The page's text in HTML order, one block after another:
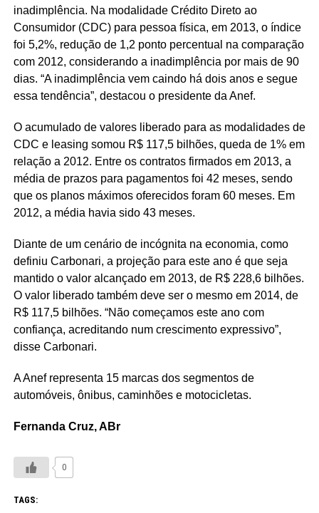
inadimplência. Na modalidade Crédito Direto ao
Consumidor (CDC) para pessoa física, em 2013, o índice
foi 5,2%, redução de 1,2 ponto percentual na comparação
com 2012, considerando a inadimplência por mais de 90
dias. “A inadimplência vem caindo há dois anos e segue
essa tendência”, destacou o presidente da Anef.
O acumulado de valores liberado para as modalidades de
CDC e leasing somou R$ 117,5 bilhões, queda de 1% em
relação a 2012. Entre os contratos firmados em 2013, a
média de prazos para pagamentos foi 42 meses, sendo
que os planos máximos oferecidos foram 60 meses. Em
2012, a média havia sido 43 meses.
Diante de um cenário de incógnita na economia, como
definiu Carbonari, a projeção para este ano é que seja
mantido o valor alcançado em 2013, de R$ 228,6 bilhões.
O valor liberado também deve ser o mesmo em 2014, de
R$ 117,5 bilhões. “Não começamos este ano com
confiança, acreditando num crescimento expressivo”,
disse Carbonari.
A Anef representa 15 marcas dos segmentos de
automóveis, ônibus, caminhões e motocicletas.
Fernanda Cruz, ABr
0
TAGS: